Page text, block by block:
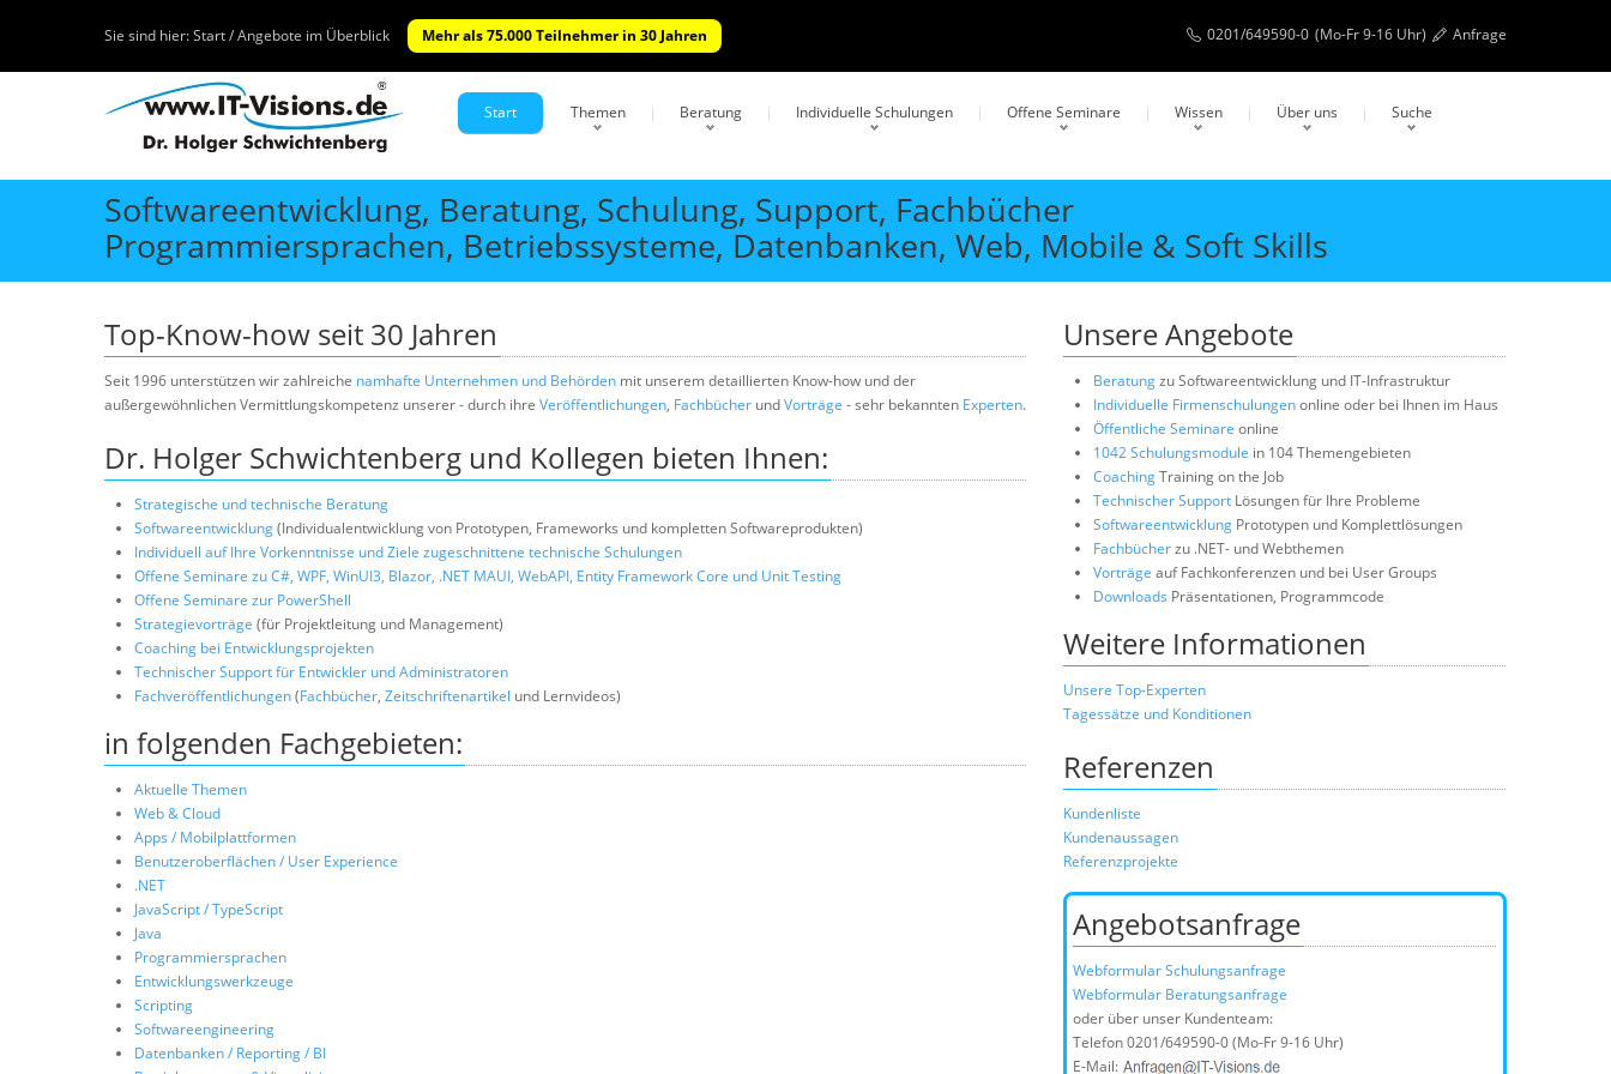
Sie sind hier:Start / Angebote im Überblick Mehr als 75.000 Teilnehmer in 30 Jahren 0201/649590-0 (Mo-Fr 9-16 Uhr) Anfrage
Start Themen Beratung Individuelle Schulungen Offene Seminare Wissen Über uns Suche
Softwareentwicklung, Beratung, Schulung, Support, Fachbücher
Programmiersprachen, Betriebssysteme, Datenbanken, Web, Mobile & Soft Skills
Top-Know-how seit 30 Jahren
Seit 1996 unterstützen wir zahlreiche namhafte Unternehmen und Behörden mit unserem detaillierten Know-how und der
außergewöhnlichen Vermittlungskompetenz unserer - durch ihre Veröffentlichungen, Fachbücher undVorträge - sehr bekannten Experten.
Dr. Holger Schwichtenberg und Kollegen bieten Ihnen:
Strategische und technische Beratung
Softwareentwicklung(Individualentwicklung von Prototypen, Frameworks und kompletten Softwareprodukten)
Individuell auf Ihre Vorkenntnisse und Ziele zugeschnittene technische Schulungen
Offene Seminare zu C#, WPF, WinUI3, Blazor, .NET MAUI, WebAPI, Entity Framework Core und Unit Testing
Offene Seminare zur PowerShell
Strategievorträge (für Projektleitung und Management)
Coaching bei Entwicklungsprojekten
Technischer Support für Entwickler und Administratoren
Fachveröffentlichungen(Fachbücher, Zeitschriftenartikel und Lernvideos)
in folgenden Fachgebieten:
Aktuelle Themen
Web & Cloud
Apps / Mobilplattformen
Benutzeroberflächen / User Experience
.NET
JavaScript / TypeScript
Java
Programmiersprachen
Entwicklungswerkzeuge
Scripting
Softwareengineering
Datenbanken / Reporting / BI
Unsere Angebote
Beratungzu Softwareentwicklung und IT-Infrastruktur
Individuelle Firmenschulungenonline oder bei Ihnen im Haus
Öffentliche Seminare online
1042 Schulungsmodule in 104 Themengebieten
CoachingTraining on the Job
Technischer Support Lösungen für Ihre Probleme
Softwareentwicklung Prototypen und Komplettlösungen
Fachbücherzu .NET- und Webthemen
Vorträge auf Fachkonferenzen und bei User Groups
Downloads Präsentationen, Programmcode
Weitere Informationen
Unsere Top-Experten
Tagessätze und Konditionen
Referenzen
Kundenliste
Kundenaussagen
Referenzprojekte
Angebotsanfrage
Webformular Schulungsanfrage
Webformular Beratungsanfrage
oder über unser Kundenteam:
Telefon0201/649590-0(Mo-Fr 9-16 Uhr)
E-Mail: